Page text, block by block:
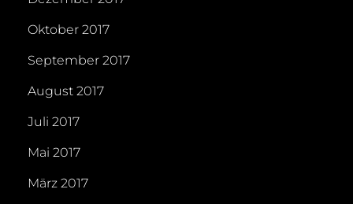
Oktober 2017
September 2017
August 2017
Juli 2017
Mai 2017
März 2017